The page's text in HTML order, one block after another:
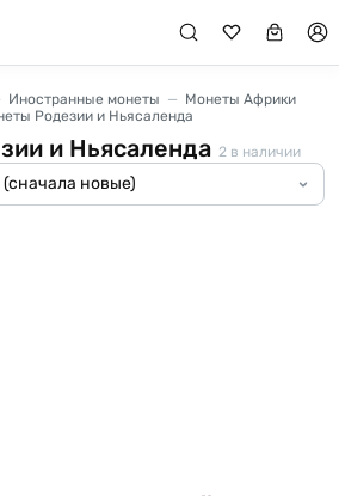
Иностранные монеты
Монеты Африки
Родезии и Ньясаленда
и Ньясаленда 2 в наличии